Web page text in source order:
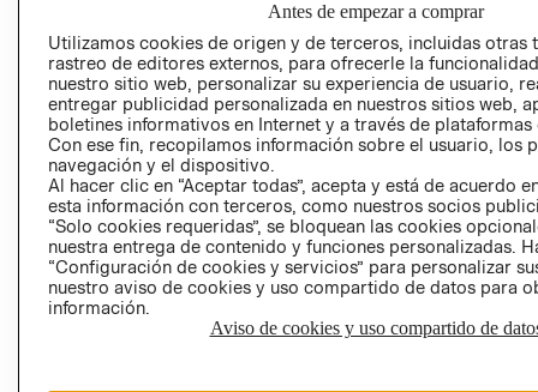
PRIVACIDAD
GIFT CARD
AVISO DE
Perú (S/)
CAMBIAR REGIÓN
Antes de empezar a comprar
Utilizamos cookies de origen y de terceros, incluidas otras
rastreo de editores externos, para ofrecerle la
nuestro sitio web, personalizar su experiencia de usuario,
entregar publicidad personalizada en nuestros sitios web,
boletines informativos en Internet y a través de plataformas
Con ese fin, recopilamos información sobre el usuario, los
navegación y el dispositivo.
Al hacer clic en “Aceptar todas”, acepta y está de acuerdo
esta información con terceros, como nuestros socios
“Solo cookies requeridas”, se bloquean las cookies
nuestra entrega de contenido y funciones personalizadas.
“Configuración de cookies y servicios” para personalizar
nuestro aviso de cookies y uso compartido de datos para
información.
Aviso de cookies y uso compartido de